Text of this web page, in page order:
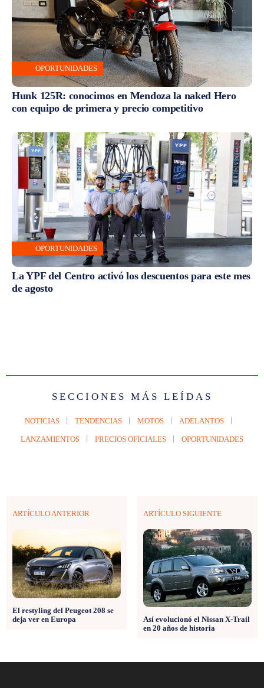
OPORTUNIDADES
Hunk 125R: conocimos en Mendoza la naked Hero
con equipo de primera y precio competitivo
OPORTUNIDADES
La YPF del Centro activó los descuentos para este mes
de agosto
SECCIONES MÁS LEÍDAS
NOTICIAS TENDENCIAS MOTOS ADELANTOS
LANZAMIENTOS PRECIOS OFICIALES OPORTUNIDADES
ARTÍCULO ANTERIOR
El restyling del Peugeot 208 se
deja ver en Europa
ARTÍCULO SIGUIENTE
Así evolucionó el Nissan X-Trail
en 20 años de historia